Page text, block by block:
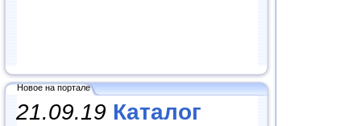
Новое на портале
21.09.19 Каталог